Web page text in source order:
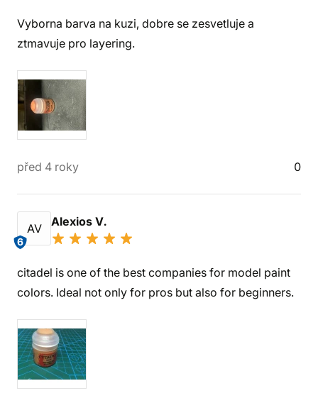
Vyborna barva na kuzi, dobre se zesvetluje a
ztmavuje pro layering.
před 4 roky 0
AV
6
Alexios V.
citadel is one of the best companies for model paint
colors. Ideal not only for pros but also for beginners.